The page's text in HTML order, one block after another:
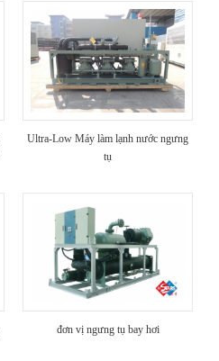
Ultra-Low Máy làm lạnh nước ngưng
tụ
đơn vị ngưng tụ bay hơi